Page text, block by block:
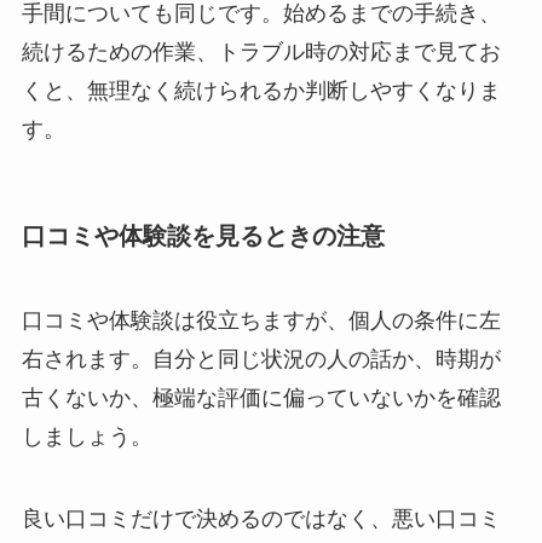
手間についても同じです。始めるまでの手続き、
続けるための作業、トラブル時の対応まで見てお
くと、無理なく続けられるか判断しやすくなりま
す。
口コミや体験談を見るときの注意
口コミや体験談は役立ちますが、個人の条件に左
右されます。自分と同じ状況の人の話か、時期が
古くないか、極端な評価に偏っていないかを確認
しましょう。
良い口コミだけで決めるのではなく、悪い口コミ